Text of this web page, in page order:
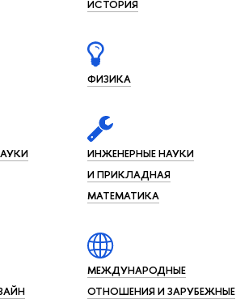
ИСТОРИЯ
ФИЗИКА
ИНЖЕНЕРНЫЕ НАУКИ
И ПРИКЛАДНАЯ
МАТЕМАТИКА
МЕЖДУНАРОДНЫЕ
ОТНОШЕНИЯ И ЗАРУБЕЖНЫЕ